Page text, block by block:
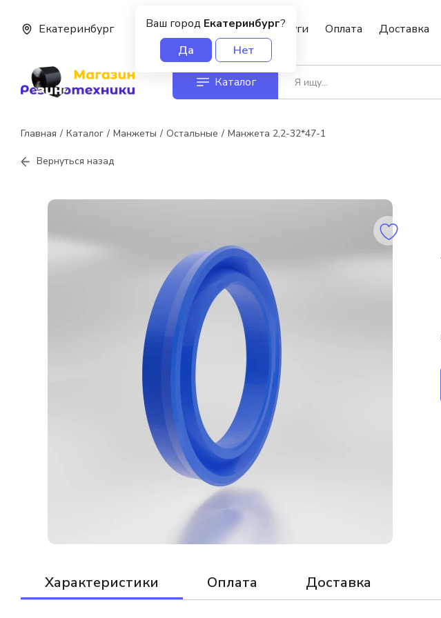
Ваш город Екатеринбург?
Да
Нет
Екатеринбург О нас Услуги Оплата Доставка
Каталог
Главная Каталог Манжеты Остальные Манжета 2,2-32*47-1
Вернуться назад
Характеристики Оплата Доставка